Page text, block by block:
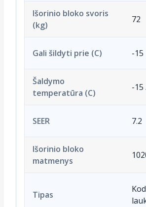
Išorinio bloko svoris
(kg)
72
Gali šildyti prie (C) -15
Šaldymo
temperatūra (C)
-15
SEER 7.2
Išorinio bloko
matmenys
Tipas